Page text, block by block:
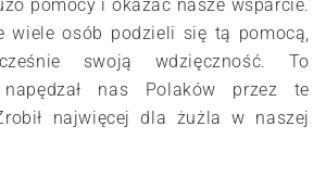
pomocy i okazać nasze wsparcie.
wiele osób podzieli się tą pomocą,
swoją wdzięczność. To
napędzał nas Polaków przez te
najwięcej dla żużla w naszej